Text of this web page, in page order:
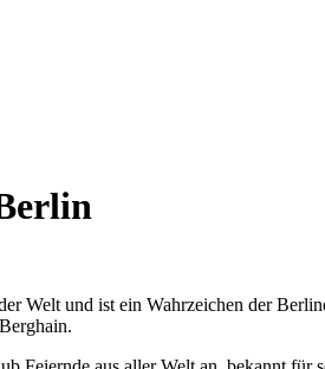
Welt und ist ein Wahrzeichen der